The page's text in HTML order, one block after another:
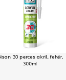
30 perces akril, fehér,
300ml